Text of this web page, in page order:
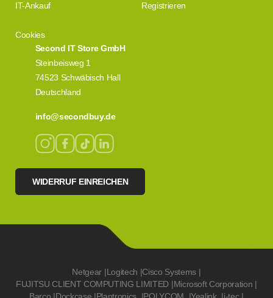
Second IT Store GmbH
Steinbeisweg 1
74523 Schwäbisch Hall
Deutschland
info@secondbuy.de
WIDERRUF EINREICHEN
IT-Ankauf Registrieren
Cookies
Netgear |Logitech |Cisco Systems |
FUJITSU CLIENT COMPUTING LIMITED |Microsoft Corporation |